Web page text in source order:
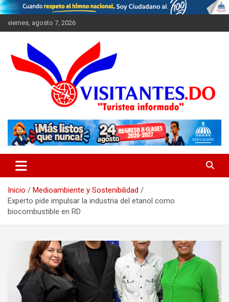
Saltar
al
contenido
viernes, agosto 7, 2026
Visitantes
Inicio
Medioambiente y Sostenibilidad
Experto pide impulsar la industria del etanol como
biocombustible en RD